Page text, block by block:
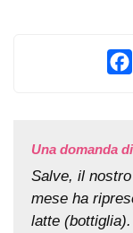
Una domanda
Salve, il
mese ha
latte